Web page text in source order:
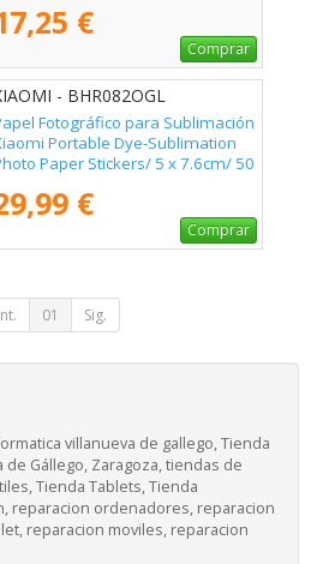
€
Comprar
- BHR082OGL
Fotográfico para Sublimación
Portable Dye-Sublimation
Paper Stickers/ 5 x 7.6cm/ 50
€
Comprar
01 Sig.
villanueva de gallego, Tienda
de Gállego, Zaragoza, tiendas de
Tienda Tablets, Tienda
reparacion ordenadores, reparacion
reparacion moviles, reparacion